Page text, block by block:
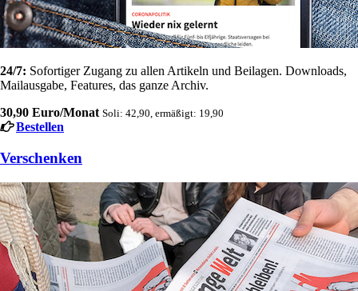
24/7: Sofortiger Zugang zu allen Artikeln und Beilagen. Downloads,
Mailausgabe, Features, das ganze Archiv.
30,90 Euro/Monat Soli: 42,90, ermäßigt: 19,90
Bestellen
Verschenken